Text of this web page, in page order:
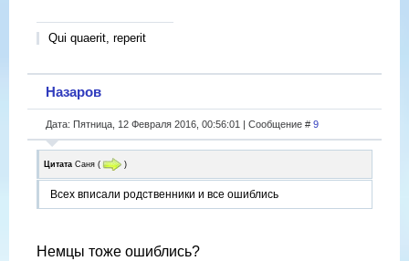
Qui quaerit, reperit
Назаров
Дата: Пятница, 12 Февраля 2016, 00:56:01 | Сообщение # 9
Цитата Саня ( )
Всех вписали родственники и все ошиблись
Немцы тоже ошиблись?